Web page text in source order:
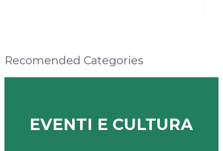
Recomended Categories
EVENTI E CULTURA